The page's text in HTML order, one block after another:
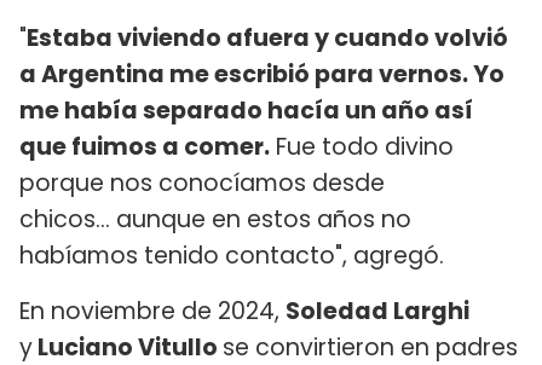
"Estaba viviendo afuera y cuando volvió
a Argentina me escribió para vernos. Yo
me había separado hacía un año así
que fuimos a comer. Fue todo divino
porque nos conocíamos desde
chicos... aunque en estos años no
habíamos tenido contacto", agregó.
En noviembre de 2024, Soledad Larghi
yLuciano Vitullo se convirtieron en padres